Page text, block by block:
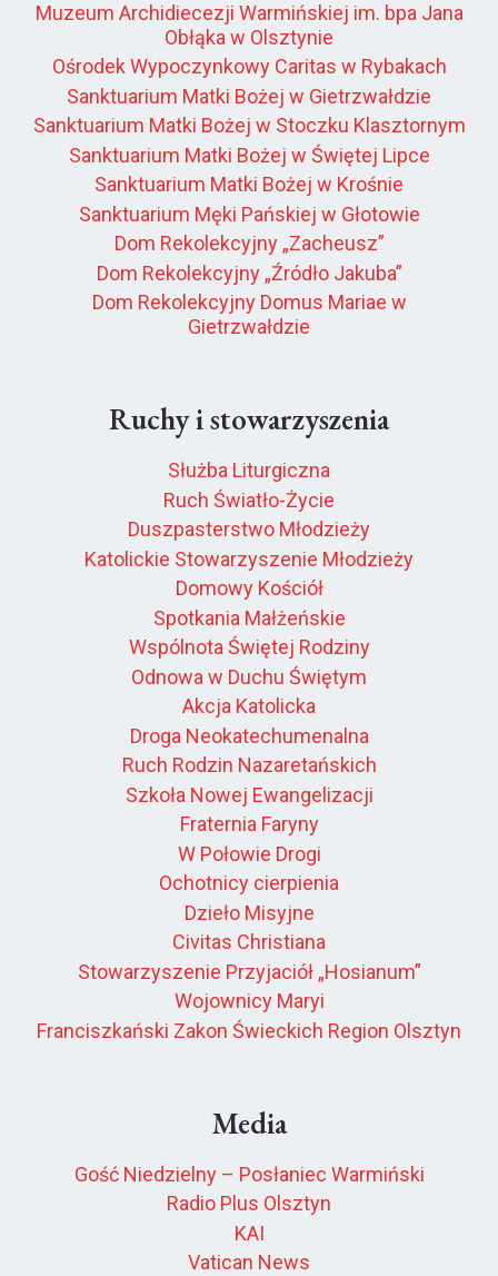
Muzeum Archidiecezji Warmińskiej im. bpa Jana
Obłąka w Olsztynie
Ośrodek Wypoczynkowy Caritas w Rybakach
Sanktuarium Matki Bożej w Gietrzwałdzie
Sanktuarium Matki Bożej w Stoczku Klasztornym
Sanktuarium Matki Bożej w Świętej Lipce
Sanktuarium Matki Bożej w Krośnie
Sanktuarium Męki Pańskiej w Głotowie
Dom Rekolekcyjny „Zacheusz”
Dom Rekolekcyjny „Źródło Jakuba”
Dom Rekolekcyjny Domus Mariae w
Gietrzwałdzie
Ruchy i stowarzyszenia
Służba Liturgiczna
Ruch Światło-Życie
Duszpasterstwo Młodzieży
Katolickie Stowarzyszenie Młodzieży
Domowy Kościół
Spotkania Małżeńskie
Wspólnota Świętej Rodziny
Odnowa w Duchu Świętym
Akcja Katolicka
Droga Neokatechumenalna
Ruch Rodzin Nazaretańskich
Szkoła Nowej Ewangelizacji
Fraternia Faryny
W Połowie Drogi
Ochotnicy cierpienia
Dzieło Misyjne
Civitas Christiana
Stowarzyszenie Przyjaciół „Hosianum”
Wojownicy Maryi
Franciszkański Zakon Świeckich Region Olsztyn
Media
Gość Niedzielny – Posłaniec Warmiński
Radio Plus Olsztyn
KAI
Vatican News